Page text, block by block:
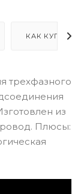
КАК КУПИТЬ
трехфазного
из
Плюсы: